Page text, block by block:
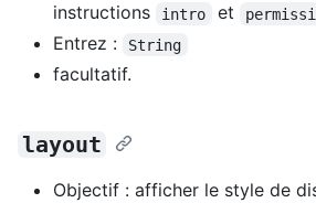
instructions
intro et
Entrez :
String
facultatif.
layout
Objectif : afficher le style de